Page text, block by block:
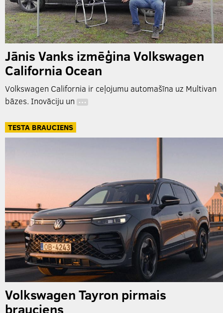
Jānis Vanks izmēģina Volkswagen
California Ocean
Volkswagen California ir ceļojumu automašīna uz Multivan
bāzes. Inovāciju un …
TESTA BRAUCIENS
Volkswagen Tayron pirmais
brauciens